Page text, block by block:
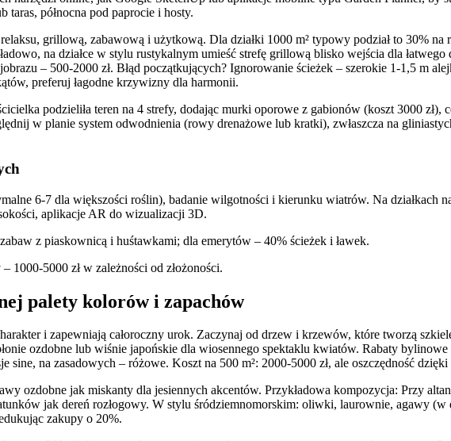
północna pod paprocie i hosty.
grillową, zabawową i użytkową. Dla działki 1000 m² typowy podział to 30%
na działce w stylu rustykalnym umieść strefę grillową blisko wejścia dla
– 500-2000 zł. Błąd początkujących? Ignorowanie ścieżek – szerokie 1-1,5 m
preferuj łagodne krzywizny dla harmonii.
podzieliła teren na 4 strefy, dodając murki oporowe z gabionów (koszt 3000
w planie system odwodnienia (rowy drenażowe lub kratki), zwłaszcza na
6-7 dla większości roślin), badanie wilgotności i kierunku wiatrów. Na działkach
aplikacje AR do wizualizacji 3D.
z piaskownicą i huśtawkami; dla emerytów – 40% ścieżek i ławek.
1000-5000 zł w zależności od złożoności.
palety kolorów i zapachów
i zapewniają całoroczny urok. Zaczynaj od drzew i krzewów, które tworzą
ozdobne lub wiśnie japońskie dla wiosennego spektaklu kwiatów. Rabaty
na zasadowych – różowe. Koszt na 500 m²: 2000-5000 zł, ale oszczędność dzięki
ozdobne jak miskanty dla jesiennych akcentów. Przykładowa kompozycja: Przy
jak dereń rozłogowy. W stylu śródziemnomorskim: oliwki, laurownie, agawy
zakupy o 20%.